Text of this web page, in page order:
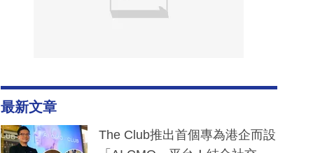
最新文章
The Club推出首個專為港企而設